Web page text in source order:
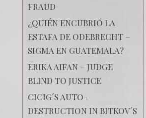
FRAUD
¿QUIÉN ENCUBRIÓ LA
ESTAFA DE ODEBRECHT –
SIGMA EN GUATEMALA?
ERIKA AIFAN – JUDGE
BLIND TO JUSTICE
CICIG´S AUTO-
DESTRUCTION IN BITKOV´S